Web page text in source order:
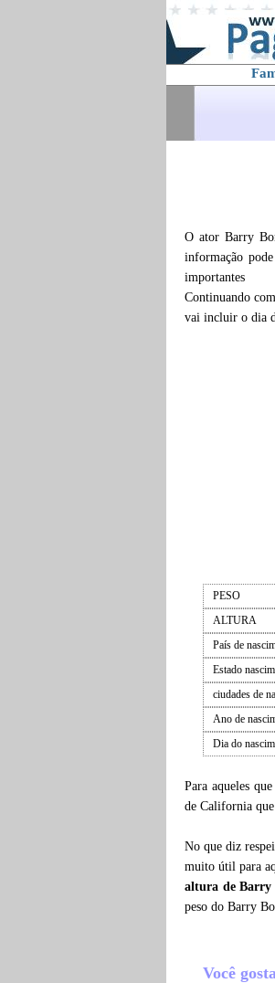
O ator Barry
informação
importantes
Continuando
vai incluir o dia
PESO
ALTURA
País de
Estado
ciudades de
Ano de
Dia do
Para aqueles
de California
No que diz
muito útil para
altura de Barry
peso do Barry
Você